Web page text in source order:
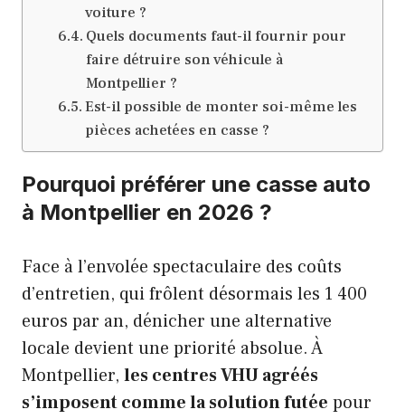
voiture ?
Quels documents faut-il fournir pour
faire détruire son véhicule à
Montpellier ?
Est-il possible de monter soi-même les
pièces achetées en casse ?
Pourquoi préférer une casse auto
à Montpellier en 2026 ?
Face à l’envolée spectaculaire des coûts
d’entretien, qui frôlent désormais les 1 400
euros par an, dénicher une alternative
locale devient une priorité absolue. À
Montpellier, les centres VHU agréés
s’imposent comme la solution futée pour